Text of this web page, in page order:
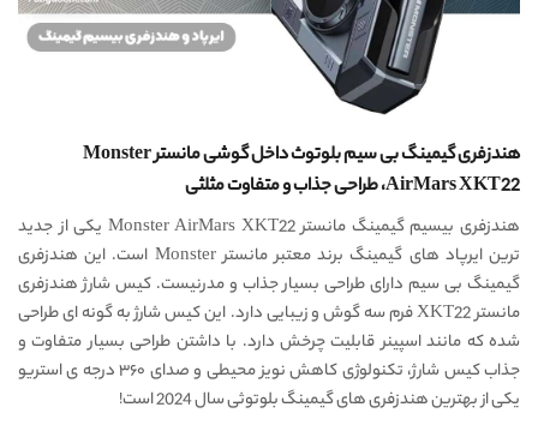
هندزفری گیمینگ بی سیم بلوتوث داخل گوشی مانستر Monster
AirMars XKT22، طراحی جذاب و متفاوت مثلثی
هندزفری بیسیم گیمینگ مانستر Monster AirMars XKT22 یکی از جدید
ترین ایرپاد های گیمینگ برند معتبر مانستر Monster است. این هندزفری
گیمینگ بی سیم دارای طراحی بسیار جذاب و مدرنیست. کیس شارژ هندزفری
مانستر XKT22 فرم سه گوش و زیبایی دارد. این کیس شارژ به گونه ای طراحی
شده که مانند اسپینر قابلیت چرخش دارد. با داشتن طراحی بسیار متفاوت و
جذاب کیس شارژ، تکنولوژی کاهش نویز محیطی و صدای ۳۶۰ درجه ی استریو
یکی از بهترین هندزفری های گیمینگ بلوتوثی سال 2024 است!